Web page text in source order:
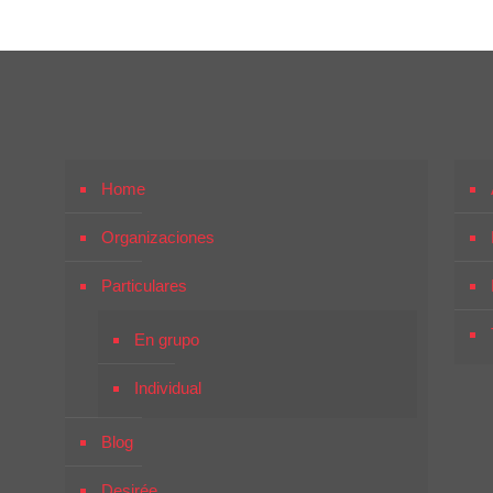
Home
Organizaciones
Particulares
En grupo
Individual
Blog